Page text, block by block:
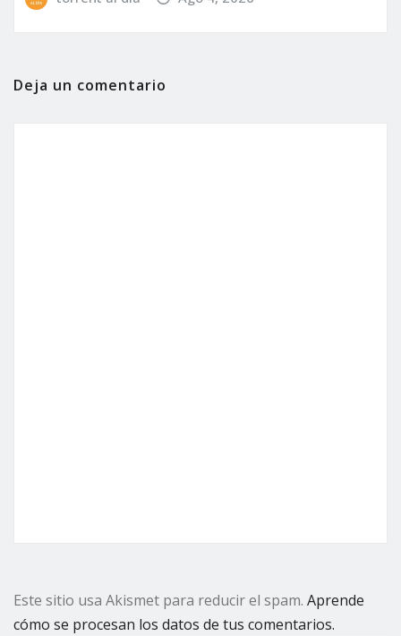
Deja un comentario
Este sitio usa Akismet para reducir el spam. Aprende
cómo se procesan los datos de tus comentarios.